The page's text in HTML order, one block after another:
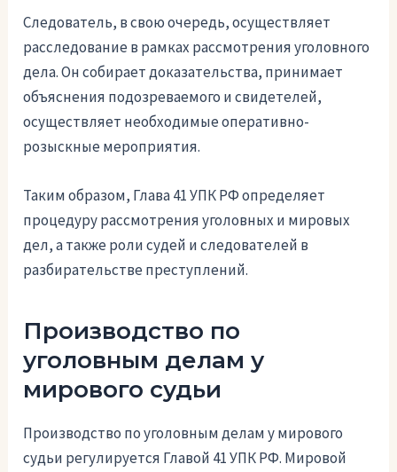
Следователь, в свою очередь, осуществляет
расследование в рамках рассмотрения уголовного
дела. Он собирает доказательства, принимает
объяснения подозреваемого и свидетелей,
осуществляет необходимые оперативно-
розыскные мероприятия.
Таким образом, Глава 41 УПК РФ определяет
процедуру рассмотрения уголовных и мировых
дел, а также роли судей и следователей в
разбирательстве преступлений.
Производство по
уголовным делам у
мирового судьи
Производство по уголовным делам у мирового
судьи регулируется Главой 41 УПК РФ. Мировой